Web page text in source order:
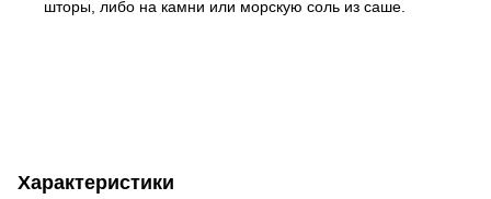
шторы, либо на камни или морскую соль из саше.
Характеристики